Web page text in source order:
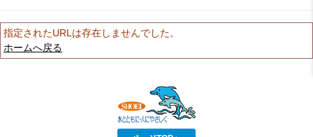
指定されたURLは存在しませんでした。
ホームへ戻る